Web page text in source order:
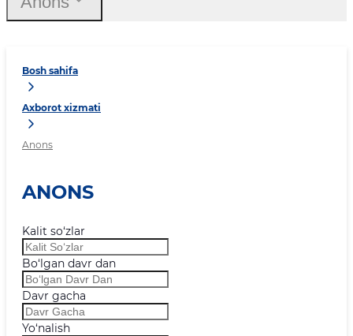
Bosh sahifa
Axborot xizmati
Anons
ANONS
Kalit so‘zlar
Bo‘lgan davr dan
Davr gacha
Yo‘nalish